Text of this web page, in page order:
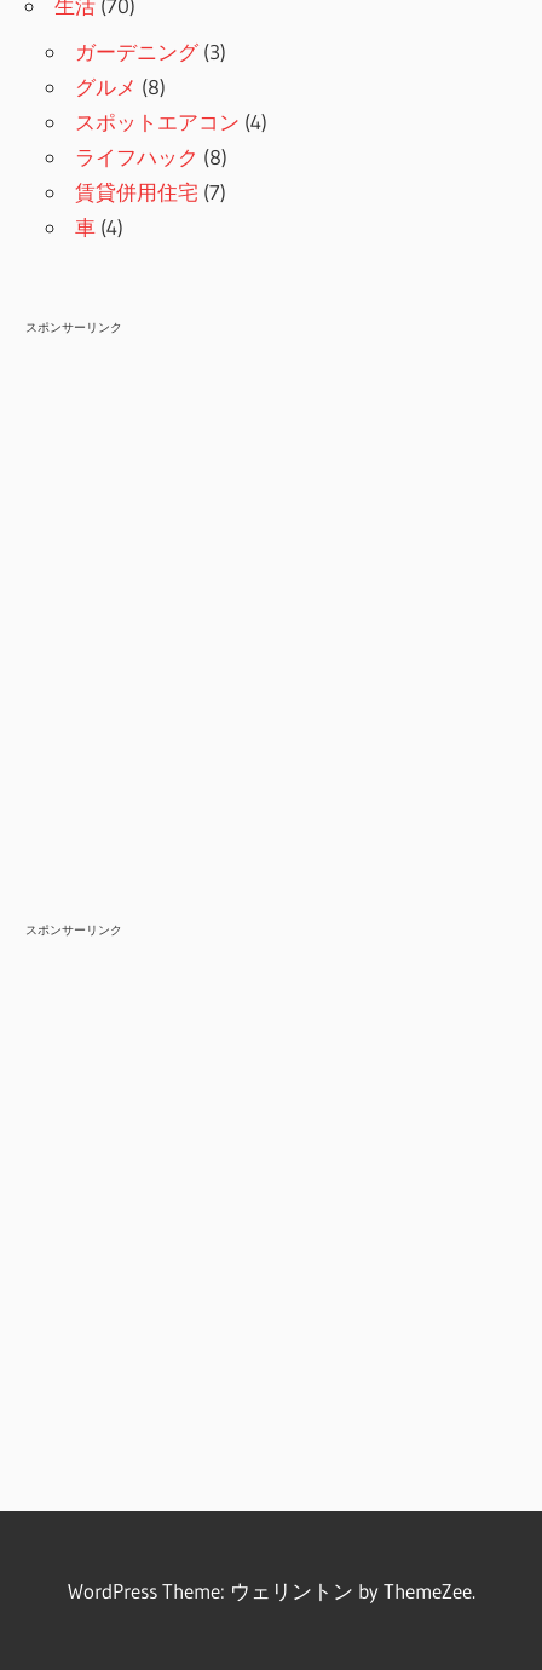
生活 (70)
ガーデニング(3)
グルメ (8)
スポットエアコン (4)
ライフハック (8)
賃貸併用住宅 (7)
車 (4)
スポンサーリンク
スポンサーリンク
WordPress Theme: ウェリントン by ThemeZee.